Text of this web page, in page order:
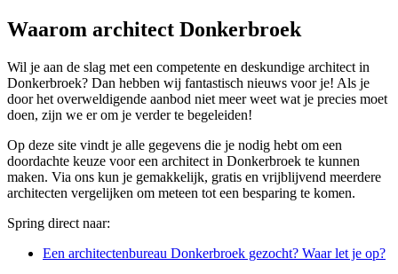
Waarom architect Donkerbroek
Wil je aan de slag met een competente en deskundige architect in
Donkerbroek? Dan hebben wij fantastisch nieuws voor je! Als je
door het overweldigende aanbod niet meer weet wat je precies moet
doen, zijn we er om je verder te begeleiden!
Op deze site vindt je alle gegevens die je nodig hebt om een
doordachte keuze voor een architect in Donkerbroek te kunnen
maken. Via ons kun je gemakkelijk, gratis en vrijblijvend meerdere
architecten vergelijken om meteen tot een besparing te komen.
Spring direct naar:
Een architectenbureau Donkerbroek gezocht? Waar let je op?